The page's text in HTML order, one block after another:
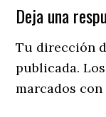
Reader
Deja una
Tu dirección
publicada.
marcados con